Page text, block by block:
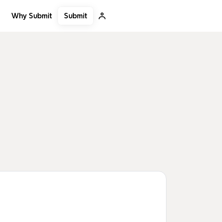
Why Submit Submit